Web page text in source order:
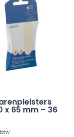
x 65 mm – 36